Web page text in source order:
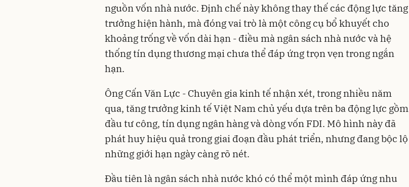
nguồn vốn nhà nước. Định chế này không thay thế các động lực tăng
trưởng hiện hành, mà đóng vai trò là một công cụ bổ khuyết cho
khoảng trống về vốn dài hạn - điều mà ngân sách nhà nước và hệ
thống tín dụng thương mại chưa thể đáp ứng trọn vẹn trong ngắn
hạn.
Ông Cấn Văn Lực - Chuyên gia kinh tế nhận xét, trong nhiều năm
qua, tăng trưởng kinh tế Việt Nam chủ yếu dựa trên ba động lực gồm
đầu tư công, tín dụng ngân hàng và dòng vốn FDI. Mô hình này đã
phát huy hiệu quả trong giai đoạn đầu phát triển, nhưng đang bộc lộ
những giới hạn ngày càng rõ nét.
Đầu tiên là ngân sách nhà nước khó có thể một mình đáp ứng nhu